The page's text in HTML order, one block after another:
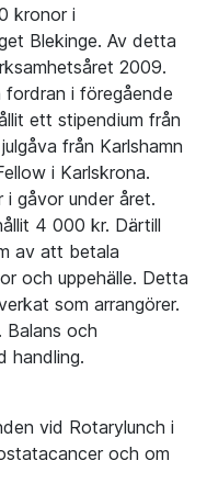
kronor i
Blekinge. Av detta
2009.
i föregående
ett stipendium från
från Karlshamn
i Karlskrona.
gåvor under året.
4 000 kr. Därtill
av att betala
och uppehälle. Detta
som arrangörer.
Balans och
handling.
vid Rotarylunch i
och om